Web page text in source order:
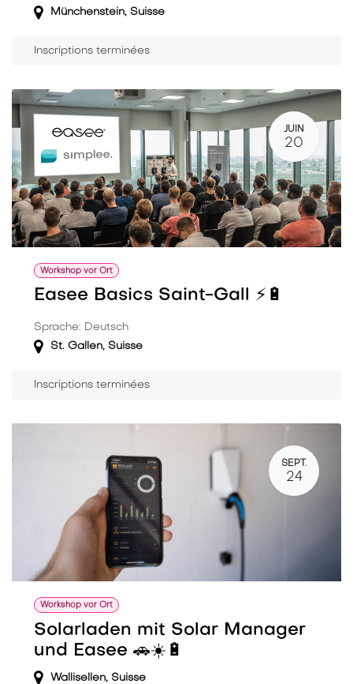
Münchenstein, Suisse
Inscriptions terminées
JUIN
20
Workshop vor Ort
Easee Basics Saint-Gall ⚡️🔋
Sprache: Deutsch
St. Gallen, Suisse
Inscriptions terminées
SEPT.
24
Workshop vor Ort
Solarladen mit Solar Manager
und Easee 🚗☀️🔋
Wallisellen, Suisse